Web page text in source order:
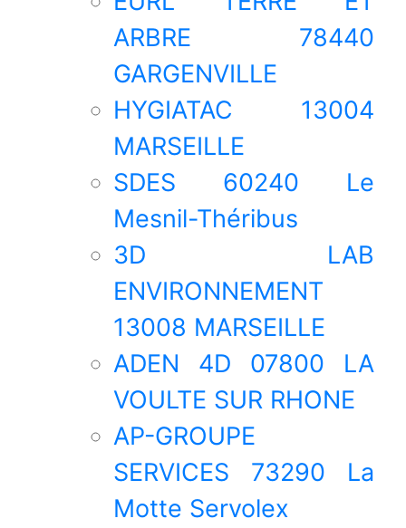
ARBRE 78440
GARGENVILLE
HYGIATAC 13004
MARSEILLE
SDES 60240 Le
Mesnil-Théribus
3D LAB
ENVIRONNEMENT
13008 MARSEILLE
ADEN 4D 07800 LA
VOULTE SUR RHONE
AP-GROUPE
SERVICES 73290 La
Motte Servolex